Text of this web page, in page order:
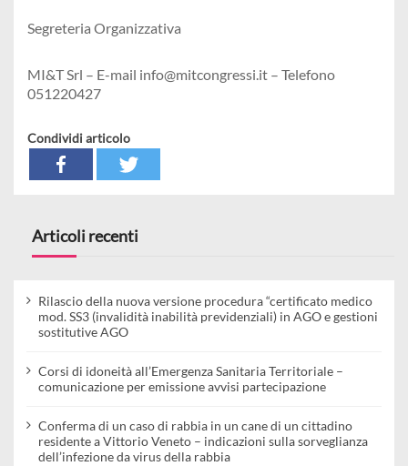
Segreteria Organizzativa
MI&T Srl – E-mail info@mitcongressi.it – Telefono
051220427
Condividi articolo
Articoli recenti
Rilascio della nuova versione procedura “certificato medico
mod. SS3 (invalidità inabilità previdenziali) in AGO e gestioni
sostitutive AGO
Corsi di idoneità all’Emergenza Sanitaria Territoriale –
comunicazione per emissione avvisi partecipazione
Conferma di un caso di rabbia in un cane di un cittadino
residente a Vittorio Veneto – indicazioni sulla sorveglianza
dell’infezione da virus della rabbia